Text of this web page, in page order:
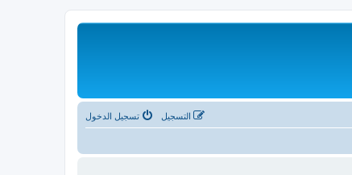
تسجيل الدخول التسجيل